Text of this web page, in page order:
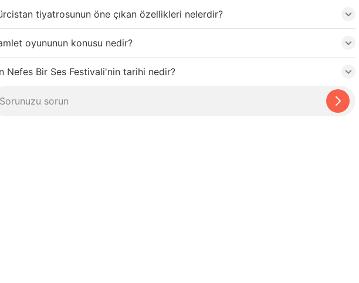
tiyatrosunun öne çıkan özellikleri nelerdir?
oyununun konusu nedir?
Nefes Bir Ses Festivali'nin tarihi nedir?